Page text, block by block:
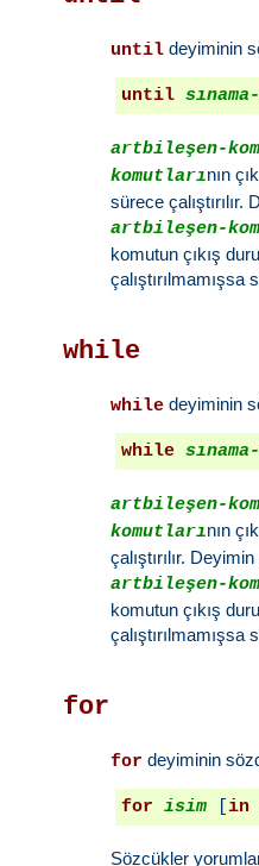
until deyiminin
until
artbileşen-
komutlarının
sürece
artbileşen-
komutun çıkış
çalıştırılmamışsa
while
while deyiminin
while
artbileşen-
komutlarının
çalıştırılır.
artbileşen-
komutun çıkış
çalıştırılmamışsa
for
for deyiminin
for isim [ in
Sözcükler